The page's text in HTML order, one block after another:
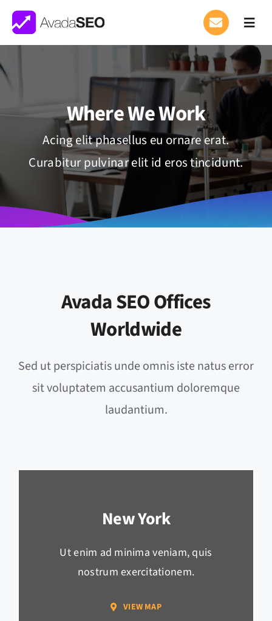
Skip
content
What We Do
Where We Work
Careers APPLY
Where We Work
Acing elit phasellus eu ornare erat.
Curabitur pulvinar elit id eros tincidunt.
Avada SEO Offices
Worldwide
Sed ut perspiciatis unde omnis iste natus error
sit voluptatem accusantium doloremque
laudantium.
New York
Ut enim ad minima veniam, quis
nostrum exercitationem.
VIEW MAP